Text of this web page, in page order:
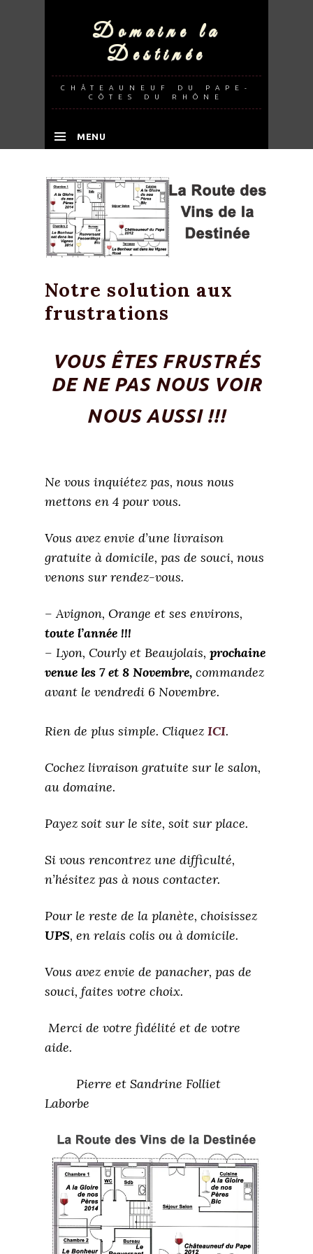
Domaine la
Destinée
CHÂTEAUNEUF DU PAPE-
CÔTES DU RHÔNE
MENU
Notre solution aux
frustrations
VOUS ÊTES FRUSTRÉS
DE NE PAS NOUS VOIR
NOUS AUSSI !!!
Ne vous inquiétez pas, nous nous
mettons en 4 pour vous.
Vous avez envie d’une livraison
gratuite à domicile, pas de souci, nous
venons sur rendez-vous.
– Avignon, Orange et ses environs,
toute l’année !!!
– Lyon, Courly et Beaujolais, prochaine
venue les 7 et 8 Novembre, commandez
avant le vendredi 6 Novembre.
Rien de plus simple. Cliquez ICI.
Cochez livraison gratuite sur le salon,
au domaine.
Payez soit sur le site, soit sur place.
Si vous rencontrez une difficulté,
n’hésitez pas à nous contacter.
Pour le reste de la planète, choisissez
UPS, en relais colis ou à domicile.
Vous avez envie de panacher, pas de
souci, faites votre choix.
Merci de votre fidélité et de votre
aide.
Pierre et Sandrine Folliet
Laborbe